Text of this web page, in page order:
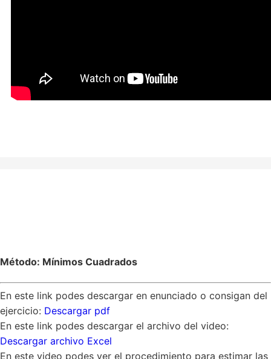
Método: Mínimos Cuadrados
En este link podes descargar en enunciado o consigan del
ejercicio: Descargar pdf
En este link podes descargar el archivo del video:
Descargar archivo Excel
En este video podes ver el procedimiento para estimar las